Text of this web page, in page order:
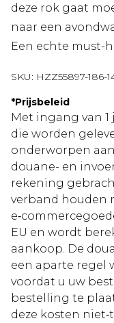
deze rok gaat
naar een
Een echte must-
SKU: HZZ55897-186-
*Prijsbeleid
Met ingang van
die worden
onderworpen
douane- en
rekening
verband houden
EU en wordt
aankoop. De
een aparte regel
voordat u uw
bestelling te
deze kosten